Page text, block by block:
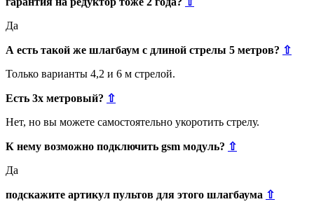
Да
А есть такой же шлагбаум с длиной стрелы 5 метров? ⇧
Только варианты 4,2 и 6 м стрелой.
Есть 3х метровый? ⇧
Нет, но вы можете самостоятельно укоротить стрелу.
К нему возможно подключить gsm модуль? ⇧
Да
подскажите артикул пультов для этого шлагбаума ⇧